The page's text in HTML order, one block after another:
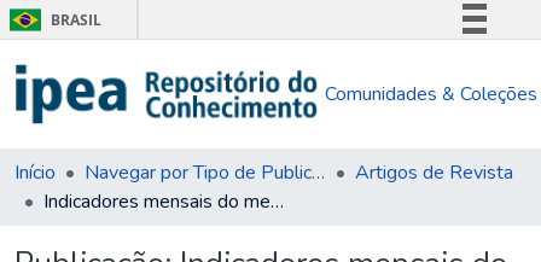
BRASIL
Comunica BR
Acesso à informação
Comunidades & Coleções
Início Navegar por Tipo de Publicação
Artigos de Revista
Indicadores mensais do mercado de trabalho - junho de 2024